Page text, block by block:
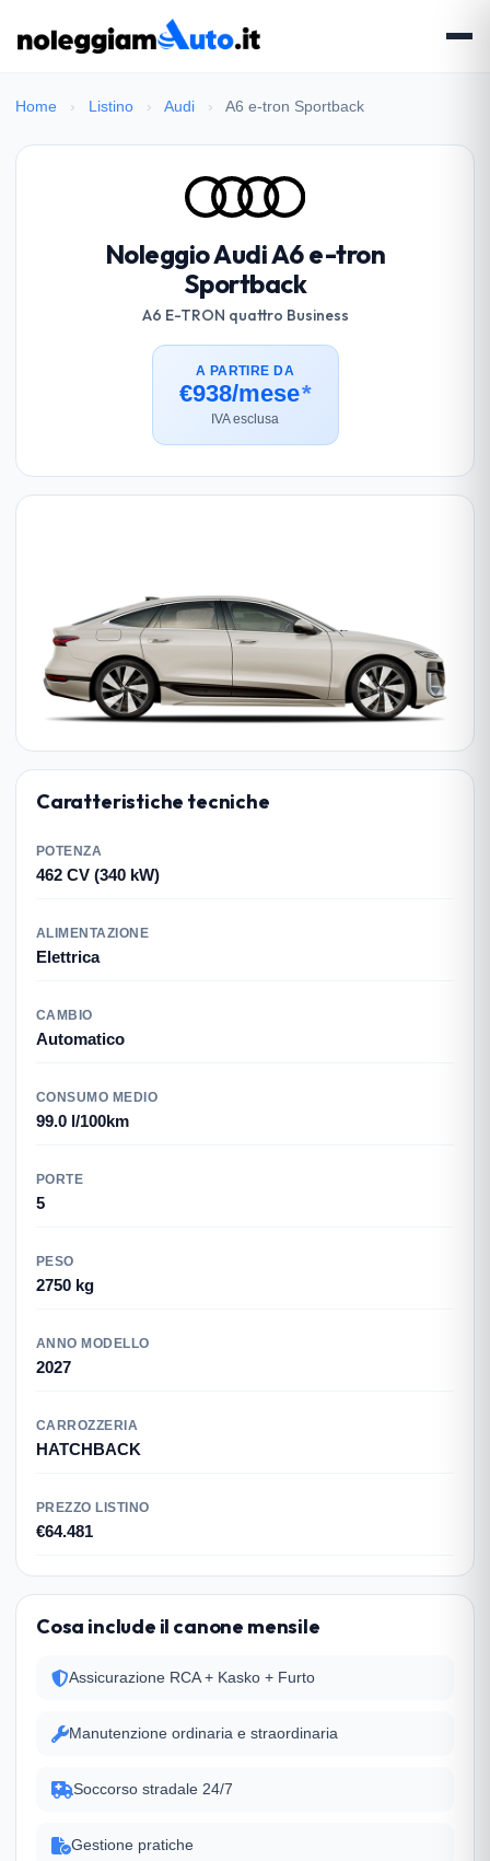
Home › Listino › Audi › A6 e-tron Sportback
Noleggio Audi A6 e-tron
Sportback
A6 E-TRON quattro Business
A PARTIRE DA
€938/mese*
IVA esclusa
Caratteristiche tecniche
POTENZA
462 CV (340 kW)
ALIMENTAZIONE
Elettrica
CAMBIO
Automatico
CONSUMO MEDIO
99.0 l/100km
PORTE
5
PESO
2750 kg
ANNO MODELLO
2027
CARROZZERIA
HATCHBACK
PREZZO LISTINO
€64.481
Cosa include il canone mensile
Assicurazione RCA + Kasko + Furto
Manutenzione ordinaria e straordinaria
Soccorso stradale 24/7
Gestione pratiche